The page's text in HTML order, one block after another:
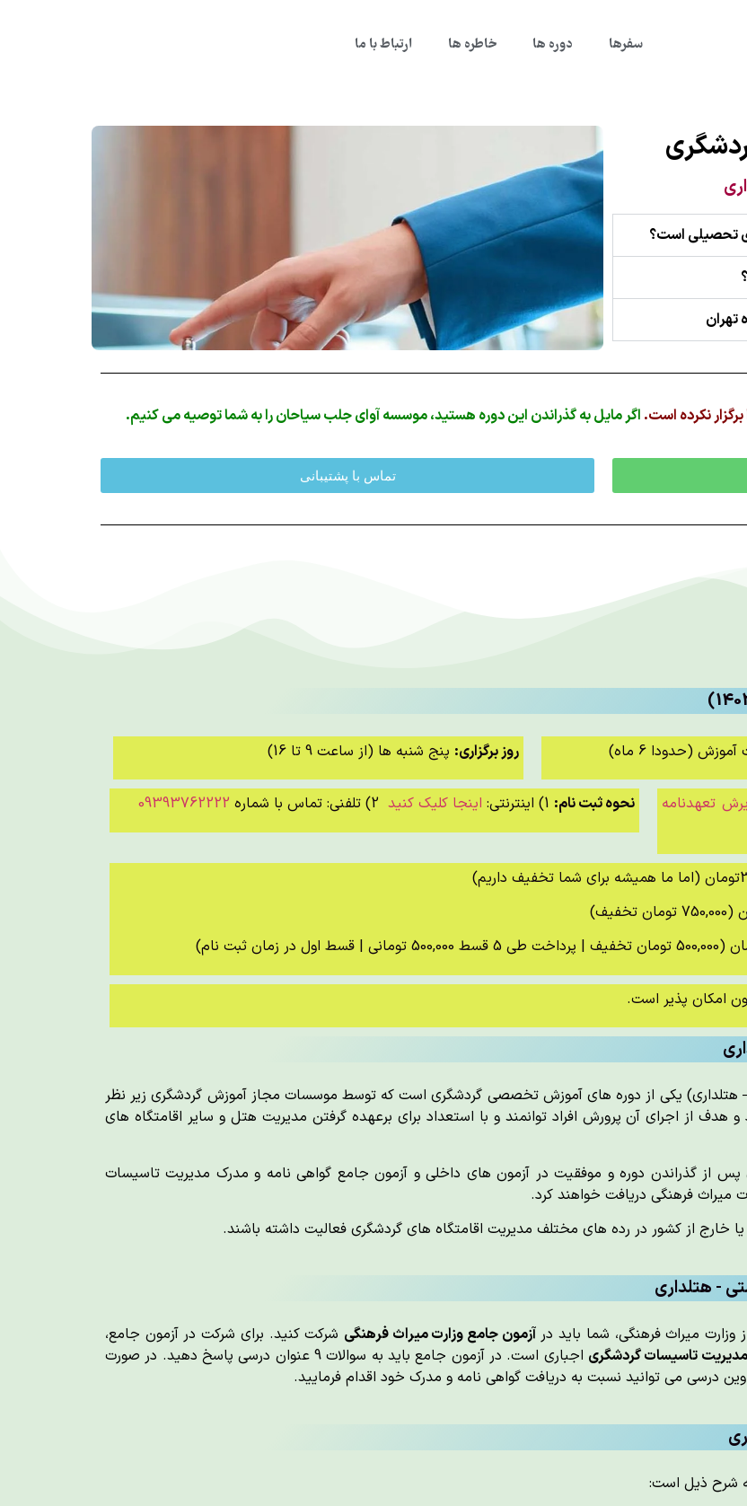
سفرها دوره ها خاطره ها ارتباط با ما
تحصیلی است؟
تهران
اگر مایل به گذراندن این دوره هستید، موسسه آوای جلب سیاحان را به شما توصیه می کنیم.
تماس با پشتیبانی
روز برگزاری: پنج شنبه ها (از ساعت 9 تا 16)
تعهدنامه
نحوه ثبت نام: اینجا کلیک کنید 09393762222
امکان پذیر است.
هتلداری) یکی از دوره های آموزش تخصصی گردشگری است که توسط موسسات مجاز آموزش گردشگری زیر نظر
هدف از اجرای آن پرورش افراد توانمند و با استعداد برای برعهده گرفتن مدیریت هتل و سایر اقامتگاه های
پس از گذراندن دوره و موفقیت در آزمون های داخلی و آزمون جامع گواهی نامه و مدرک مدیریت تاسیسات
میراث فرهنگی دریافت خواهند کرد.
خارج از کشور در رده های مختلف مدیریت اقامتگاه های گردشگری فعالیت داشته باشند.
- هتلداری
میراث فرهنگی، شما باید درآزمون جامع وزارت میراث فرهنگی شرکت کنید. برای شرکت در آزمون جامع،
مدیریت تاسیسات گردشگری اجباری است. در آزمون جامع باید به سوالات 9 عنوان درسی
پاسخ دهید. در صورت
شرح ذیل است: